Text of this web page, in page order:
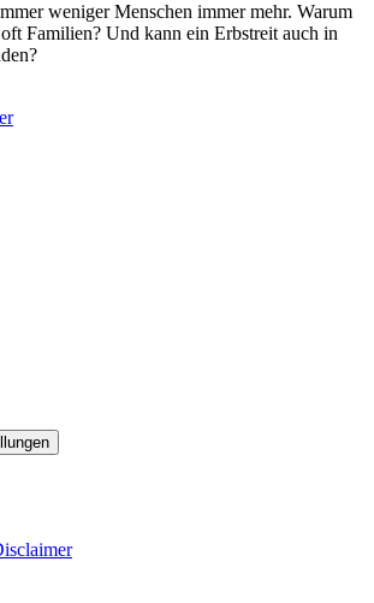
weniger Menschen immer mehr. Warum
Familien? Und kann ein Erbstreit auch in